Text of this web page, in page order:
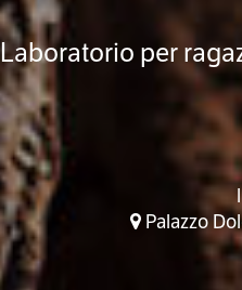
Laboratorio per
Palazzo